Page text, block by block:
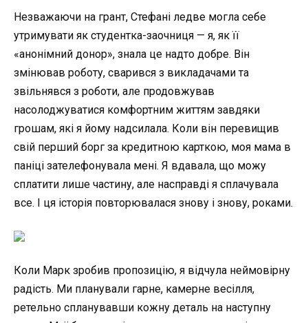
Незважаючи на грант, Стефані ледве могла себе
утримувати як студентка-заочниця — я, як її
«анонімний донор», знала це надто добре. Він
змінював роботу, сварився з викладачами та
звільнявся з роботи, але продовжував
насолоджуватися комфортним життям завдяки
грошам, які я йому надсилала. Коли він перевищив
свій перший борг за кредитною карткою, моя мама в
паніці зателефонувала мені. Я вдавала, що можу
сплатити лише частину, але насправді я сплачувала
все. І ця історія повторювалася знову і знову, роками.
Коли Марк зробив пропозицію, я відчула неймовірну
радість. Ми планували гарне, камерне весілля,
ретельно спланувавши кожну деталь на наступну